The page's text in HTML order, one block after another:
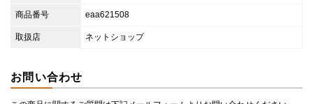
商品番号 eaa621508
取扱店 ネットショップ
お問い合わせ